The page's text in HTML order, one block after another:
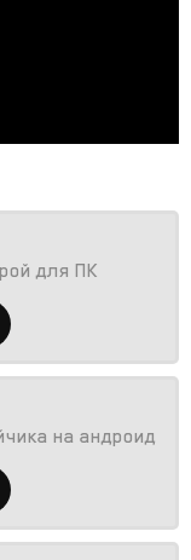
для ПК
на андроид